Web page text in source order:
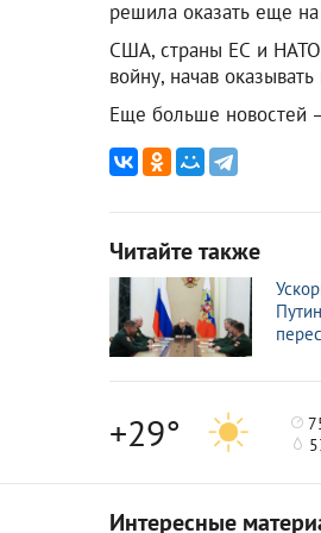
решила оказать еще
США, страны ЕС и НАТО
войну, начав
Еще больше новостей
Читайте также
+29°
Интересные